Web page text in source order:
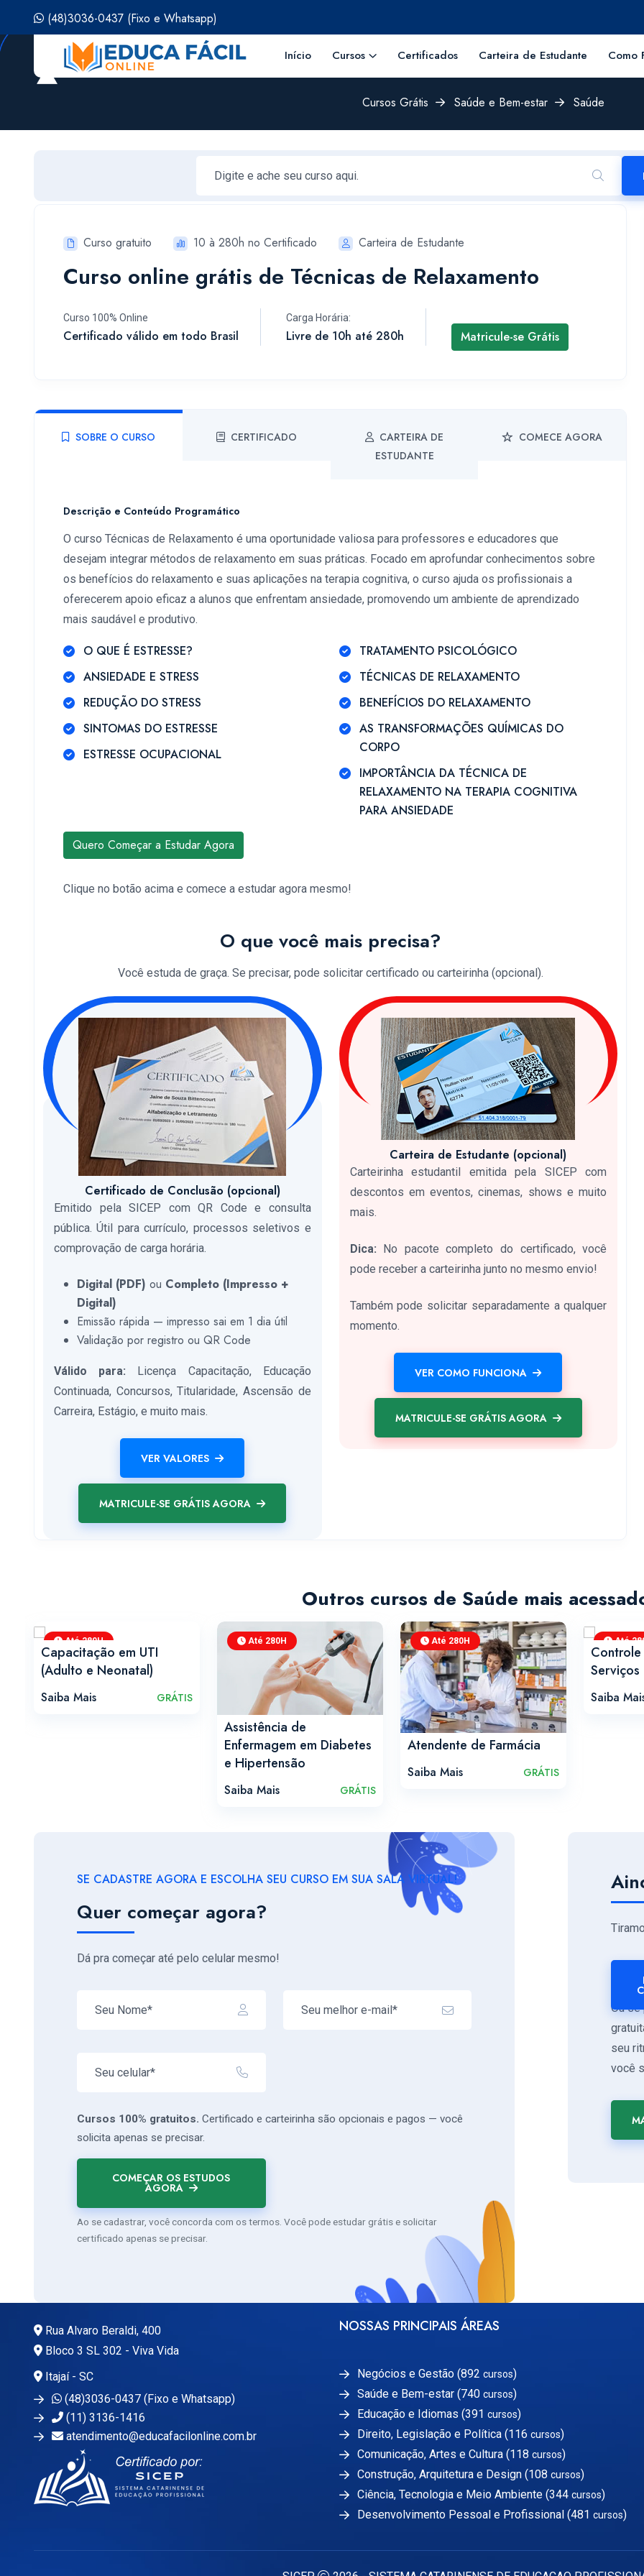
(48)3036-0437 (Fixo e Whatsapp)
Início Cursos Certificados Carteira de Estudante Como
Cursos Grátis Saúde e Bem-estar Saúde
Curso gratuito 10 à 280h no Certificado Carteira de Estudante
Curso online grátis de Técnicas de Relaxamento
Curso 100% Online
Certificado válido em todo Brasil
Carga Horária:
Livre de 10h até 280h Matricule-se Grátis
SOBRE O CURSO CERTIFICADO
CARTEIRA DE
ESTUDANTE
COMECE AGORA
Descrição e Conteúdo Programático
O curso Técnicas de Relaxamento é uma oportunidade valiosa para professores e educadores que
desejam integrar métodos de relaxamento em suas práticas. Focado em aprofundar conhecimentos sobre
os benefícios do relaxamento e suas aplicações na terapia cognitiva, o curso ajuda os profissionais a
oferecerem apoio eficaz a alunos que enfrentam ansiedade, promovendo um ambiente de aprendizado
mais saudável e produtivo.
O QUE É ESTRESSE?
ANSIEDADE E STRESS
REDUÇÃO DO STRESS
SINTOMAS DO ESTRESSE
ESTRESSE OCUPACIONAL
TRATAMENTO PSICOLÓGICO
TÉCNICAS DE RELAXAMENTO
BENEFÍCIOS DO RELAXAMENTO
AS TRANSFORMAÇÕES QUÍMICAS DO
CORPO
IMPORTÂNCIA DA TÉCNICA DE
RELAXAMENTO NA TERAPIA COGNITIVA
PARA ANSIEDADE
Quero Começar a Estudar Agora
Clique no botão acima e comece a estudar agora mesmo!
O que você mais precisa?
Você estuda de graça. Se precisar, pode solicitar certificado ou carteirinha (opcional).
Certificado de Conclusão (opcional)
Emitido pela SICEP com QR Code e consulta
pública. Útil para currículo, processos seletivos e
comprovação de carga horária.
Digital (PDF) ou Completo (Impresso +
Digital)
Emissão rápida — impresso sai em 1 dia útil
Validação por registro ou QR Code
Válido para: Licença Capacitação, Educação
Continuada, Concursos, Titularidade, Ascensão de
Carreira, Estágio, e muito mais.
VER VALORES
MATRICULE-SE GRÁTIS AGORA
Carteira de Estudante (opcional)
Carteirinha estudantil emitida pela SICEP com
descontos em eventos, cinemas, shows e muito
mais.
Dica: No pacote completo do certificado, você
pode receber a carteirinha junto no mesmo envio!
Também pode solicitar separadamente a qualquer
momento.
VER COMO FUNCIONA
MATRICULE-SE GRÁTIS AGORA
Outros cursos de Saúde mais
Até 280H
Capacitação em UTI
(Adulto e Neonatal)
Saiba Mais GRÁTIS
Até 280H
Assistência de
Enfermagem em Diabetes
e Hipertensão
Saiba Mais GRÁTIS
Até 280H
Atendente de Farmácia
Saiba Mais GRÁTIS
Até
Serviços
Saiba
SE CADASTRE AGORA E ESCOLHA SEU CURSO EM SUA SALA VIRTUAL!
Quer começar agora?
Dá pra começar até pelo celular mesmo!
Cursos 100% gratuitos. Certificado e carteirinha são opcionais e pagos — você
solicita apenas se precisar.
COMEÇAR OS ESTUDOS
AGORA
Ao se cadastrar, você concorda com os termos. Você pode estudar grátis e solicitar
certificado apenas se precisar.
Ou se
seu
você
Rua Alvaro Beraldi, 400
Bloco 3 SL 302 - Viva Vida
Itajaí - SC
(48)3036-0437 (Fixo e Whatsapp)
(11) 3136-1416
atendimento@educafacilonline.com.br
NOSSAS PRINCIPAIS ÁREAS
Negócios e Gestão (892 cursos)
Saúde e Bem-estar (740 cursos)
Educação e Idiomas (391 cursos)
Direito, Legislação e Política (116 cursos)
Comunicação, Artes e Cultura (118 cursos)
Construção, Arquitetura e Design (108 cursos)
Ciência, Tecnologia e Meio Ambiente (344 cursos)
Desenvolvimento Pessoal e Profissional (481 cursos)